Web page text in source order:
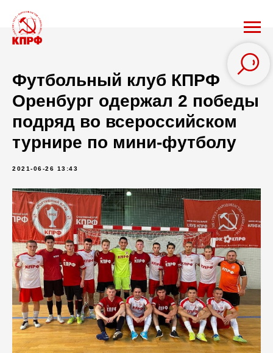
Футбольный клуб КПРФ
Оренбург одержал 2 победы
подряд во всероссийском
турнире по мини-футболу
2021-06-26 13:43